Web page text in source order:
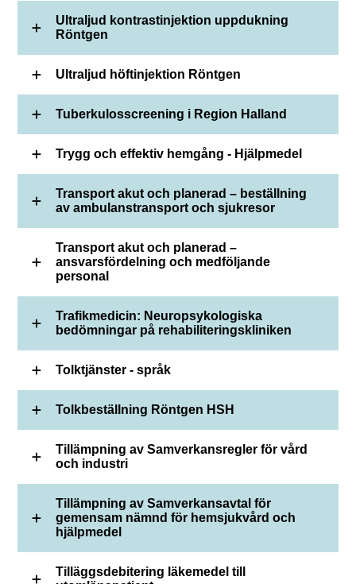
Ultraljud kontrastinjektion uppdukning
Röntgen
Ultraljud höftinjektion Röntgen
Tuberkulosscreening i Region Halland
Trygg och effektiv hemgång - Hjälpmedel
Transport akut och planerad – beställning
av ambulanstransport och sjukresor
Transport akut och planerad –
ansvarsfördelning och medföljande
personal
Trafikmedicin: Neuropsykologiska
bedömningar på rehabiliteringskliniken
Tolktjänster - språk
Tolkbeställning Röntgen HSH
Tillämpning av Samverkansregler för vård
och industri
Tillämpning av Samverkansavtal för
gemensam nämnd för hemsjukvård och
hjälpmedel
Tilläggsdebitering läkemedel till